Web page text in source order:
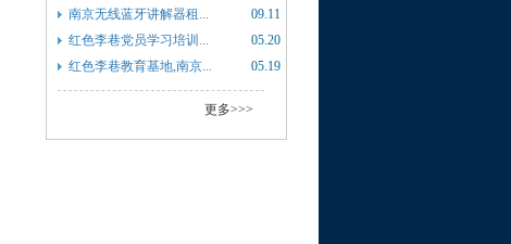
09.11
南京无线蓝牙讲解器租...
05.20
红色李巷党员学习培训...
05.19
红色李巷教育基地,南京...
更多>>>